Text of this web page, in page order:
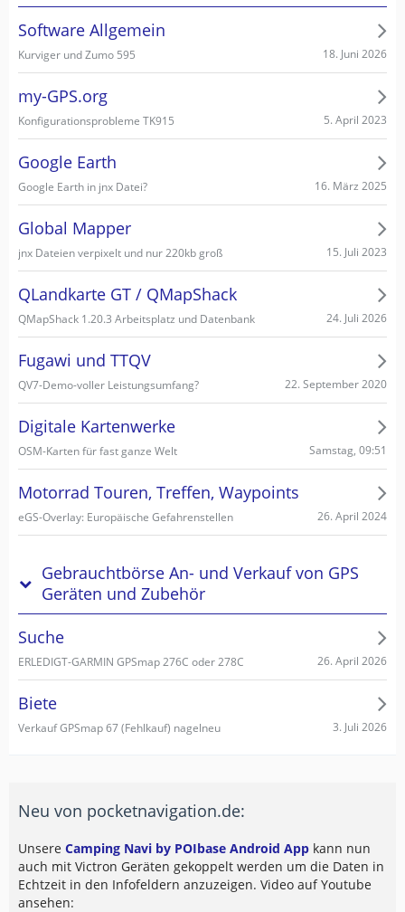
Software Allgemein
Kurviger und Zumo 595 18. Juni 2026
my-GPS.org
Konfigurationsprobleme TK915 5. April 2023
Google Earth
Google Earth in jnx Datei? 16. März 2025
Global Mapper
jnx Dateien verpixelt und nur 220kb groß 15. Juli 2023
QLandkarte GT / QMapShack
QMapShack 1.20.3 Arbeitsplatz und Datenbank 24. Juli 2026
Fugawi und TTQV
QV7-Demo-voller Leistungsumfang? 22. September 2020
Digitale Kartenwerke
OSM-Karten für fast ganze Welt Samstag, 09:51
Motorrad Touren, Treffen, Waypoints
eGS-Overlay: Europäische Gefahrenstellen 26. April 2024
Gebrauchtbörse An- und Verkauf von GPS
Geräten und Zubehör
Suche
ERLEDIGT-GARMIN GPSmap 276C oder 278C 26. April 2026
Biete
Verkauf GPSmap 67 (Fehlkauf) nagelneu 3. Juli 2026
Neu von pocketnavigation.de:
Unsere Camping Navi by POIbase Android App kann nun
auch mit Victron Geräten gekoppelt werden um die Daten in
Echtzeit in den Infofeldern anzuzeigen. Video auf Youtube
ansehen: